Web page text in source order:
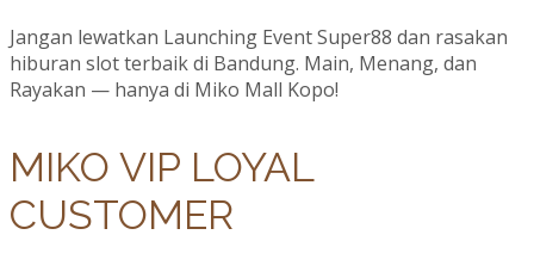
Jangan lewatkan Launching Event Super88 dan rasakan
hiburan slot terbaik di Bandung. Main, Menang, dan
Rayakan — hanya di Miko Mall Kopo!
MIKO VIP LOYAL
CUSTOMER